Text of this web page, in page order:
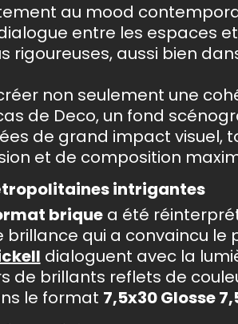
au mood
entre les espaces
rigoureuses, aussi bien
non seulement une
de Deco, un fond
de grand impact visuel,
et de composition
intrigantes
briquea été
qui a convaincu le
dialoguent avec la
de brillants reflets de
le format 7,5x30 Glosse